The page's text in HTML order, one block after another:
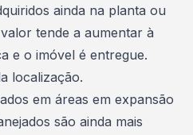
ainda na planta ou
tende a aumentar à
e o imóvel é entregue.
localização.
em áreas em expansão
são ainda mais